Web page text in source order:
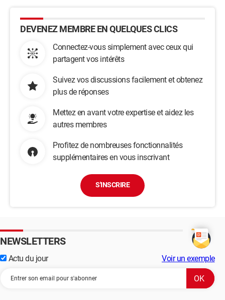
DEVENEZ MEMBRE EN QUELQUES CLICS
Connectez-vous simplement avec ceux qui
partagent vos intérêts
Suivez vos discussions facilement et obtenez
plus de réponses
Mettez en avant votre expertise et aidez les
autres membres
Profitez de nombreuses fonctionnalités
supplémentaires en vous inscrivant
S'INSCRIRE
NEWSLETTERS
Actu du jour Voir un exemple